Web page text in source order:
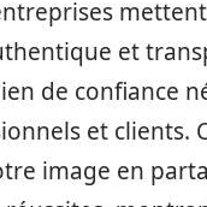
mettent
et
de confiance
et clients.
image en